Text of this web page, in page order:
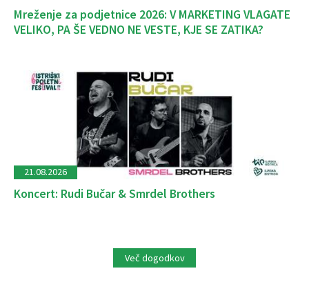
Mreženje za podjetnice 2026: V MARKETING VLAGATE
VELIKO, PA ŠE VEDNO NE VESTE, KJE SE ZATIKA?
Koncert: Rudi Bučar & Smrdel Brothers
21.08.2026
Več dogodkov